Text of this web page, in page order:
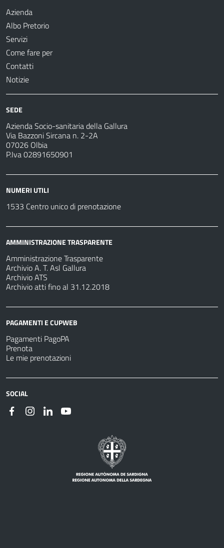
Azienda
Albo Pretorio
Servizi
Come fare per
Contatti
Notizie
SEDE
Azienda Socio-sanitaria della Gallura
Via Bazzoni Sircana n. 2-2A
07026 Olbia
P.Iva 02891650901
NUMERI UTILI
1533 Centro unico di prenotazione
AMMINISTRAZIONE TRASPARENTE
Amministrazione Trasparente
Archivio A. T. Asl Gallura
Archivio ATS
Archivio atti fino al 31.12.2018
PAGAMENTI E CUPWEB
Pagamenti PagoPA
Prenota
Le mie prenotazioni
SOCIAL